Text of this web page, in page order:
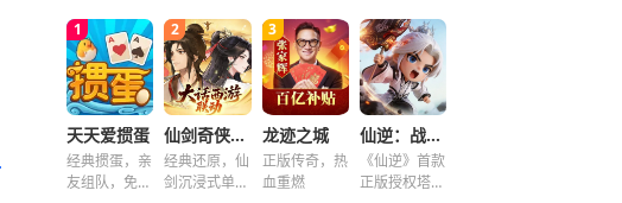
天天爱掼蛋
经典掼蛋，亲
友组队，免费
仙剑奇侠传之新的开始
经典还原，仙
剑沉浸式单机
龙迹之城
正版传奇，热
血重燃
仙逆：战天道
《仙逆》首款
正版授权塔防